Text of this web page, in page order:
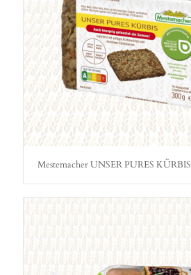
Mestemacher UNSER PURES KÜRBIS